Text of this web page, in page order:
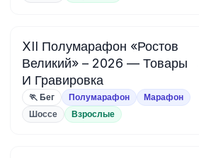
XII Полумарафон «Ростов
Великий» – 2026 — Товары
И Гравировка
🏃 Бег Полумарафон Марафон
Шоссе Взрослые